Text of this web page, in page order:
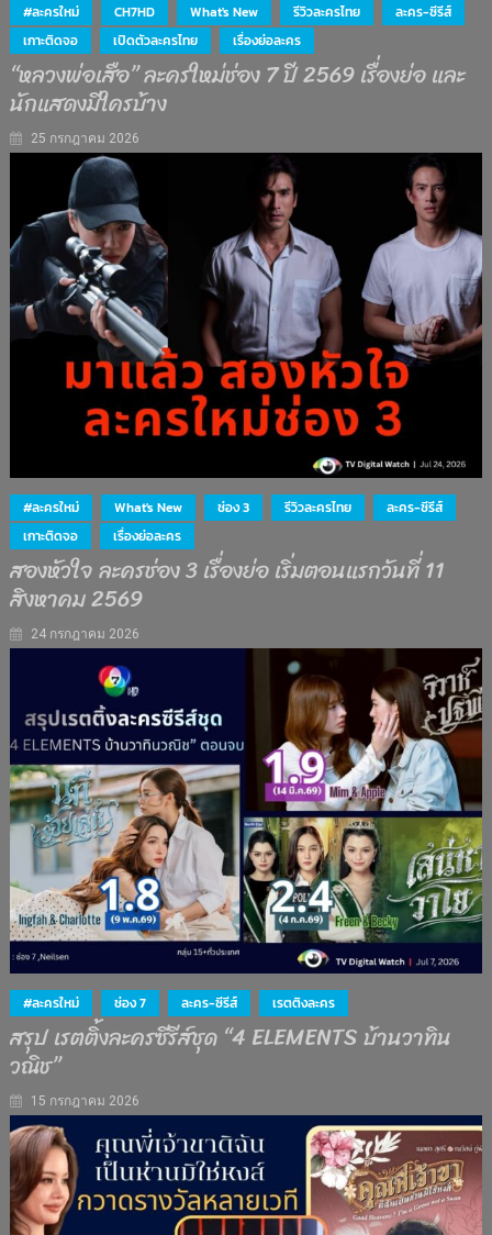
#ละครใหม่ CH7HD What's New รีวิวละครไทย
ละคร-ซีรีส์
เกาะติดจอ
เปิดตัวละครไทย เรื่องย่อละคร
“หลวงพ่อเสือ” ละครใหม่ช่อง 7 ปี 2569 เรื่องย่อ และ
นักแสดงมีใครบ้าง
25 กรกฎาคม 2026
#ละครใหม่ What's New ช่อง 3 รีวิวละครไทย
ละคร-ซีรีส์
เกาะติดจอ
เรื่องย่อละคร
สองหัวใจ ละครช่อง 3 เรื่องย่อ เริ่มตอนแรกวันที่ 11
สิงหาคม 2569
24 กรกฎาคม 2026
#ละครใหม่ ช่อง 7 ละคร-ซีรีส์ เรตติงละคร
สรุป เรตติ้งละครซีรีส์ชุด “4 ELEMENTS บ้านวาทิน
วณิช”
15 กรกฎาคม 2026